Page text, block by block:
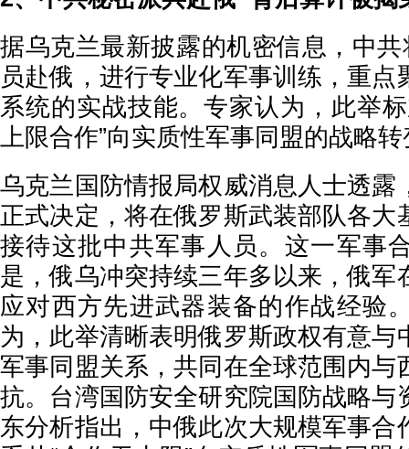
据乌克兰最新披露的机密信息，中
员赴俄，进行专业化军事训练，重点
系统的实战技能。专家认为，此举
上限合作”向实质性军事同盟的战略转
乌克兰国防情报局权威消息人士透露
正式决定，将在俄罗斯武装部队各大
接待这批中共军事人员。这一军事
是，俄乌冲突持续三年多以来，俄军
应对西方先进武器装备的作战经验
为，此举清晰表明俄罗斯政权有意与
军事同盟关系，共同在全球范围内与
抗。台湾国防安全研究院国防战略与
东分析指出，中俄此次大规模军事合